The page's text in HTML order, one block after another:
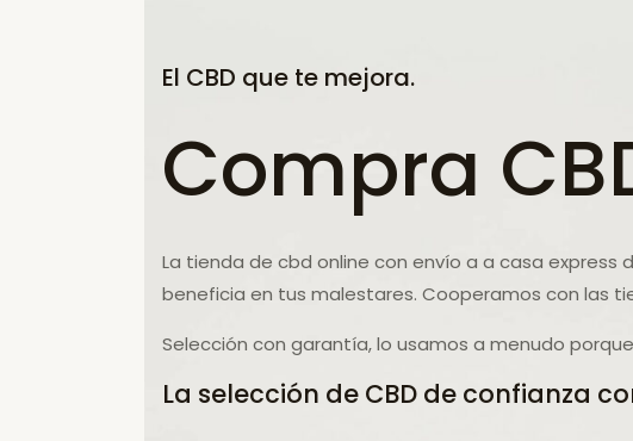
El CBD que te mejora.
Compra
La tienda de cbd online con envío a a casa express
beneficia en tus malestares. Cooperamos con las
Selección con garantía, lo usamos a menudo
La selección de CBD de confianza